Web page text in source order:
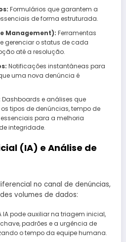
Formulários que garantem a
de forma estruturada.
Management): Ferramentas
gerenciar o status de cada
até a resolução.
Notificações instantâneas para
uma nova denúncia é
Dashboards e análises que
tipos de denúncias, tempo de
para a melhoria
integridade.
(IA) e Análise de
no canal de denúncias,
volumes de dados:
IA pode auxiliar na triagem inicial,
padrões e a urgência de
o tempo da equipe humana.